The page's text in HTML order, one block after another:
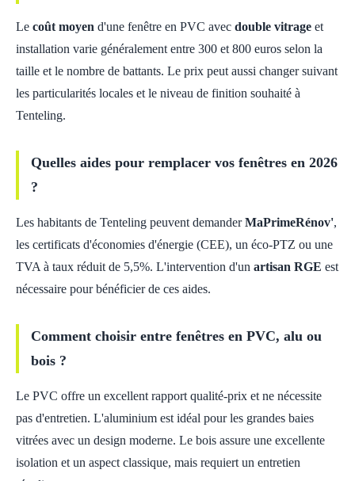
Le coût moyen d'une fenêtre en PVC avec double vitrage et
installation varie généralement entre 300 et 800 euros selon la
taille et le nombre de battants. Le prix peut aussi changer suivant
les particularités locales et le niveau de finition souhaité à
Tenteling.
Quelles aides pour remplacer vos fenêtres en 2026
?
Les habitants de Tenteling peuvent demanderMaPrimeRénov',
les certificats d'économies d'énergie (CEE), un éco-PTZ ou une
TVA à taux réduit de 5,5%. L'intervention d'un artisan RGE est
nécessaire pour bénéficier de ces aides.
Comment choisir entre fenêtres en PVC, alu ou
bois ?
Le PVC offre un excellent rapport qualité-prix et ne nécessite
pas d'entretien. L'aluminium est idéal pour les grandes baies
vitrées avec un design moderne. Le bois assure une excellente
isolation et un aspect classique, mais requiert un entretien